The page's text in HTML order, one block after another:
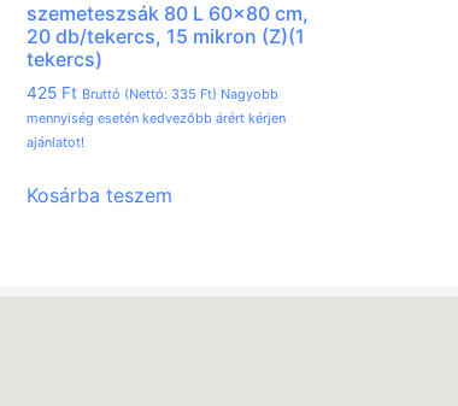
szemeteszsák 80 L 60×80 cm,
20 db/tekercs, 15 mikron (Z)(1
tekercs)
425 Ft Bruttó (Nettó: 335 Ft) Nagyobb
mennyiség esetén kedvezőbb árért kérjen
ajánlatot!
Kosárba teszem